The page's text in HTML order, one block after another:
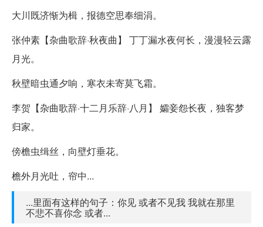
大川既济惭为楫，报德空思奉细涓。
张仲素【杂曲歌辞·秋夜曲】 丁丁漏水夜何长，漫漫轻云露
月光。
秋壁暗虫通夕响，寒衣未寄莫飞霜。
李贺【杂曲歌辞·十二月乐辞·八月】 孀妾怨长夜，独客梦
归家。
傍檐虫缉丝，向壁灯垂花。
檐外月光吐，帘中...
...里面有这样的句子：你见 或者不见我 我就在那里
不悲不喜你念 或者...